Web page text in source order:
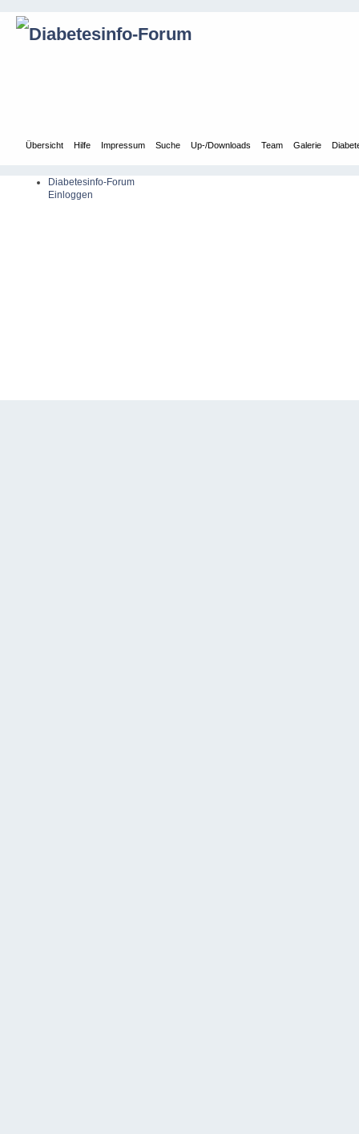
Übersicht Hilfe Impressum Suche Up-/Downloads Team Galerie
Diabetesinfo-Forum
Einloggen